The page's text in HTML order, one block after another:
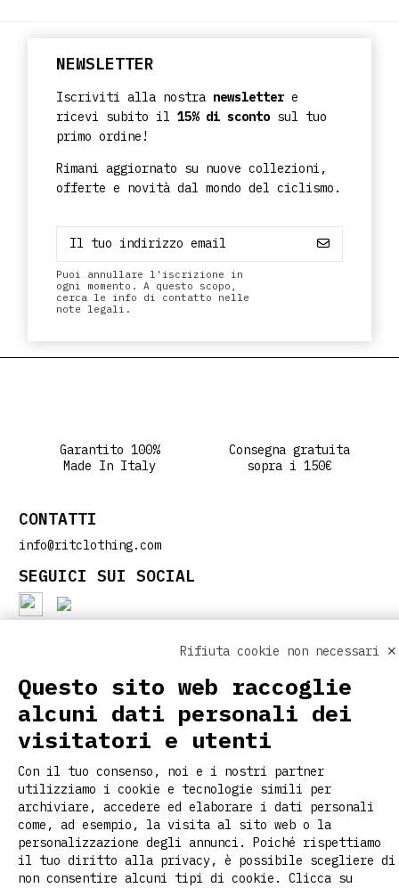
NEWSLETTER
Iscriviti alla nostra newslettere
ricevi subito il 15% di scontosul tuo
primo ordine!
Rimani aggiornato su nuove collezioni,
offerte e novità dal mondo del ciclismo.
Puoi annullare l'iscrizione in
ogni momento. A questo scopo,
cerca le info di contatto nelle
note legali.
Garantito 100%
Made In Italy
Consegna gratuita
sopra i 150€
CONTATTI
info@ritclothing.com
SEGUICI SUI SOCIAL
Home
Chi siamo
Personalizzazione
Magazine
Faq
Rifiuta cookie non necessari ✕
Questo sito web raccoglie
alcuni dati personali dei
visitatori e utenti
Con il tuo consenso, noi e i nostri partner
utilizziamo i cookie e tecnologie simili per
archiviare, accedere ed elaborare i dati personali
come, ad esempio, la visita al sito web o la
personalizzazione degli annunci. Poiché rispettiamo
il tuo diritto alla privacy, è possibile scegliere di
non consentire alcuni tipi di cookie. Clicca su